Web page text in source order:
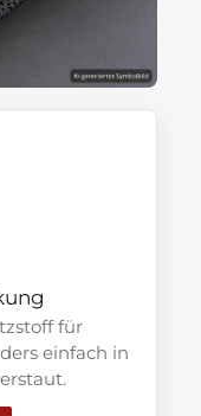
für
einfach in